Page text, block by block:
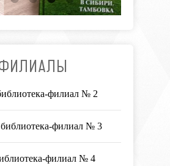
филиал № 2
библиотека-филиал № 3
филиал № 4